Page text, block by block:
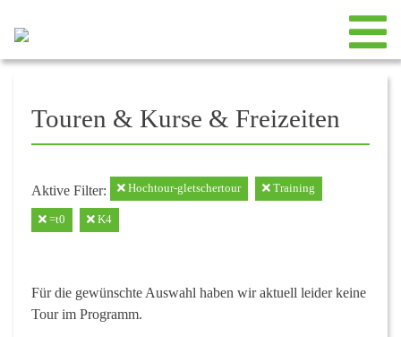
Touren & Kurse & Freizeiten
Aktive Filter: Hochtour-gletschertour Training
=t0 K4
Für die gewünschte Auswahl haben wir aktuell leider keine
Tour im Programm.